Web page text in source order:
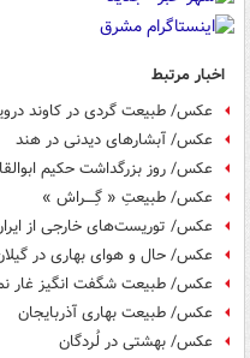
اخبار مرتبط
عکس/ طبیعت گردی در کاوند
عکس/ آبشارهای دیدنی در هند
عکس/ روز بزرگداشت حکیم
عکس/ طبیعتِ « گِــــراش »
عکس/ توریست‌های خارجی از
عکس/ حال و هوای بهاری در
عکس/ طبیعت شگفت انگیز غار
عکس/ طبیعت بهاری آذربایجان
عکس/ بهشتی در لُردگان